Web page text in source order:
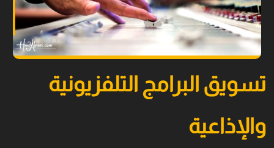
تسويق البرامج التلفزيونية
والإذاعية